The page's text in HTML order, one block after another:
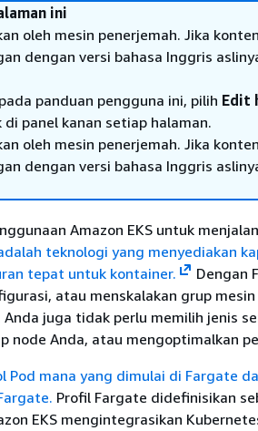
ini
oleh mesin penerjemah. Jika
dengan versi bahasa Inggris
panduan pengguna ini, pilih Edit
panel kanan setiap halaman.
oleh mesin penerjemah. Jika
dengan versi bahasa Inggris
Amazon EKS untuk
teknologi yang menyediakan
tepat untuk kontainer.
Dengan
atau menskalakan grup
juga tidak perlu memilih jenis
node Anda, atau mengoptimalkan
Pod mana yang dimulai di Fargate
Profil Fargate didefinisikan
EKS mengintegrasikan